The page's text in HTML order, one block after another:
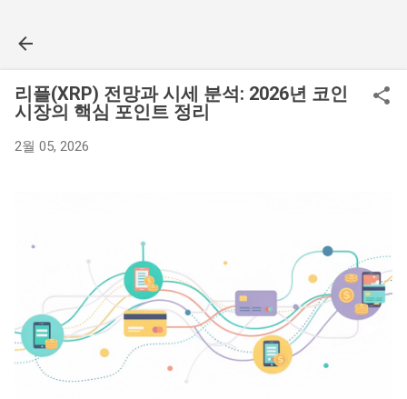
리플(XRP) 전망과 시세 분석: 2026년 코인
시장의 핵심 포인트 정리
2월 05, 2026